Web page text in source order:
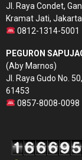
Jl. Raya Condet,
Kramat Jati,
0812-1314-5001
PEGURON
(Aby Marnos)
Jl. Raya Gudo No.
61453
0857-8008-0098